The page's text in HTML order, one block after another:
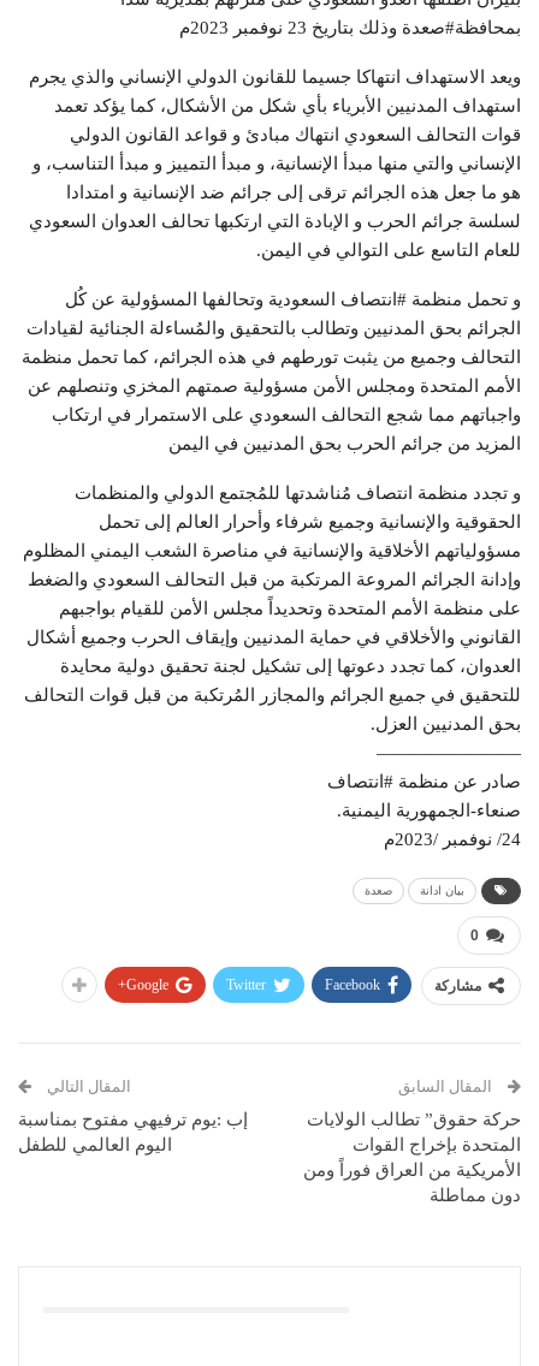
بمحافظة#صعدة وذلك بتاريخ 23 نوفمبر 2023م
ويعد الاستهداف انتهاكا جسيما للقانون الدولي الإنساني والذي يجرم
استهداف المدنيين الأبرياء بأي شكل من الأشكال، كما يؤكد تعمد
قوات التحالف السعودي انتهاك مبادئ و قواعد القانون الدولي
الإنساني والتي منها مبدأ الإنسانية، و مبدأ التمييز و مبدأ التناسب، و
هو ما جعل هذه الجرائم ترقى إلى جرائم ضد الإنسانية و امتدادا
لسلسة جرائم الحرب و الإبادة التي ارتكبها تحالف العدوان السعودي
للعام التاسع على التوالي في اليمن.
و تحمل منظمة #انتصاف السعودية وتحالفها المسؤولية عن كُل
الجرائم بحق المدنيين وتطالب بالتحقيق والمُساءلة الجنائية لقيادات
التحالف وجميع من يثبت تورطهم في هذه الجرائم، كما تحمل منظمة
الأمم المتحدة ومجلس الأمن مسؤولية صمتهم المخزي وتنصلهم عن
واجباتهم مما شجع التحالف السعودي على الاستمرار في ارتكاب
المزيد من جرائم الحرب بحق المدنيين في اليمن
و تجدد منظمة انتصاف مُناشدتها للمُجتمع الدولي والمنظمات
الحقوقية والإنسانية وجميع شرفاء وأحرار العالم إلى تحمل
مسؤولياتهم الأخلاقية والإنسانية في مناصرة الشعب اليمني المظلوم
وإدانة الجرائم المروعة المرتكبة من قبل التحالف السعودي والضغط
على منظمة الأمم المتحدة وتحديداً مجلس الأمن للقيام بواجبهم
القانوني والأخلاقي في حماية المدنيين وإيقاف الحرب وجميع أشكال
العدوان، كما تجدد دعوتها إلى تشكيل لجنة تحقيق دولية محايدة
للتحقيق في جميع الجرائم والمجازر المُرتكبة من قبل قوات التحالف
بحق المدنيين العزل.
————————
صادر عن منظمة #انتصاف
صنعاء-الجمهورية اليمنية.
24/ نوفمبر /2023م
بيان ادانة صعدة
0
مشاركة Facebook
Twitter
Google+
المقال السابق
حركة حقوق” تطالب الولايات
المتحدة بإخراج القوات
الأمريكية من العراق فوراً ومن
دون مماطلة
المقال التالي
إب :يوم ترفيهي مفتوح بمناسبة
اليوم العالمي للطفل